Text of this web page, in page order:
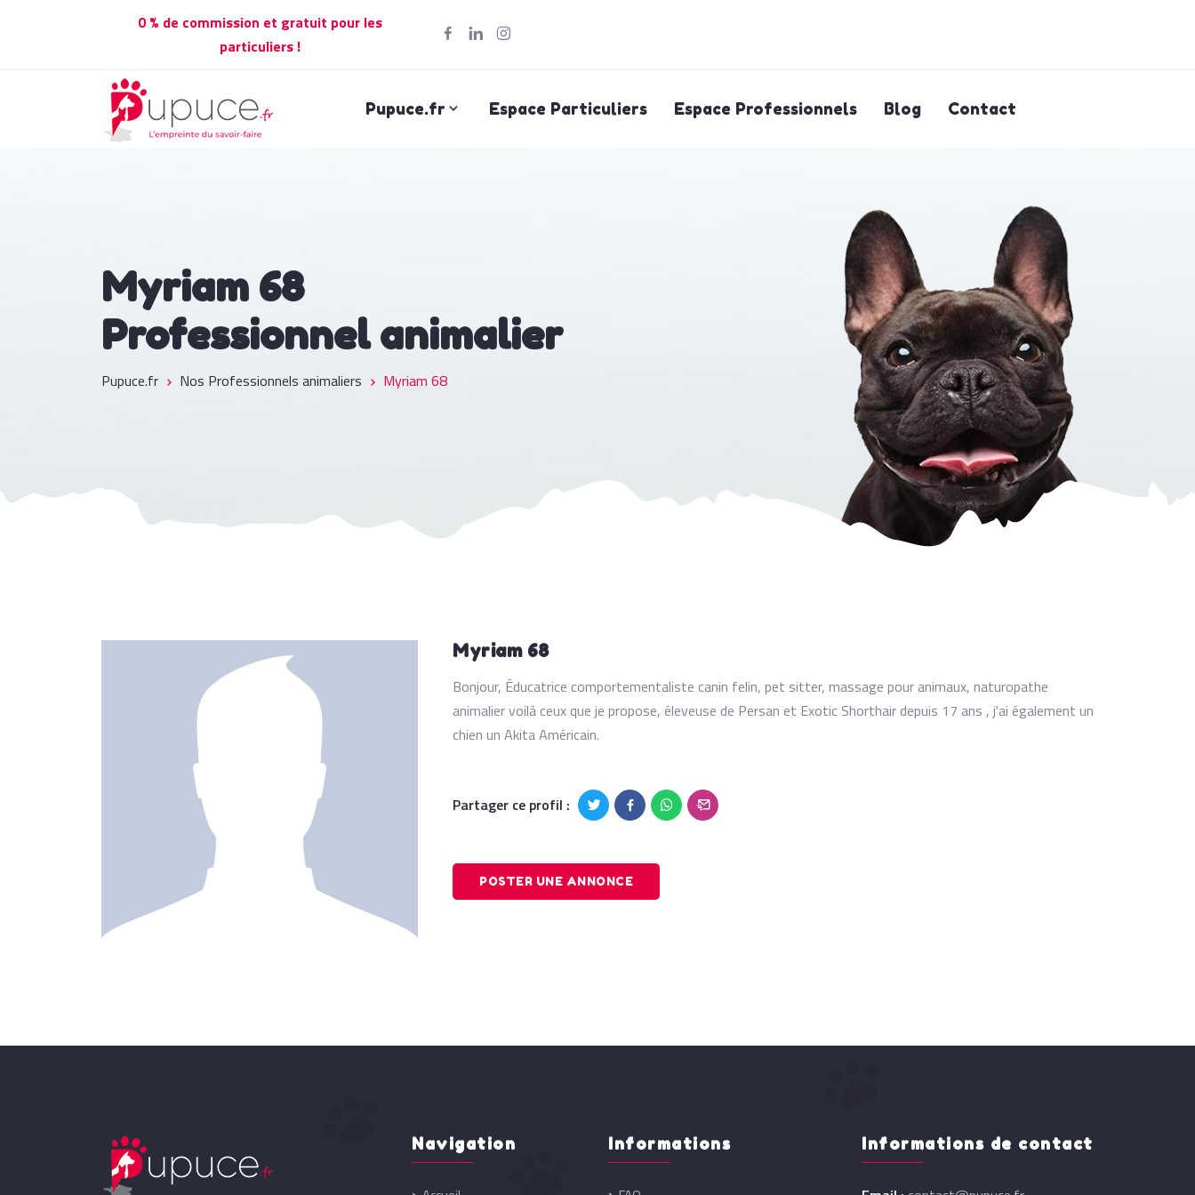
0 % de commission et gratuit pour les
particuliers !
Pupuce.fr Espace Particuliers Espace Professionnels Blog Contact
Myriam 68
Professionnel animalier
Pupuce.fr Nos Professionnels animaliers Myriam 68
Myriam 68
Bonjour, Éducatrice comportementaliste canin felin, pet sitter, massage pour animaux, naturopathe
animalier voilà ceux que je propose, éleveuse de Persan et Exotic Shorthair depuis 17 ans , j'ai également un
chien un Akita Américain.
Partager ce profil :
POSTER UNE ANNONCE
Navigation Informations Informations de contact